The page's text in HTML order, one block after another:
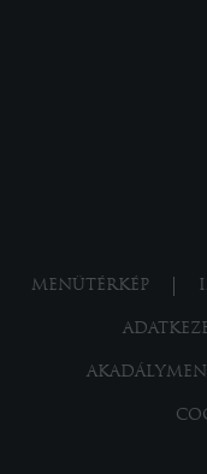
MENÜTÉRKÉP